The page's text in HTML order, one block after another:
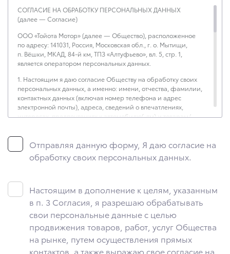
СОГЛАСИЕ НА ОБРАБОТКУ ПЕРСОНАЛЬНЫХ ДАННЫХ
(далее — Согласие)
ООО «Тойота Мотор» (далее — Общество), расположенное
по адресу: 141031, Россия, Московская обл., г. о. Мытищи,
п. Вёшки, МКАД, 84-й км, ТПЗ «Алтуфьево», вл. 5, стр. 1,
является оператором персональных данных.
1. Настоящим я даю согласие Обществу на обработку своих
персональных данных, а именно: имени, отчества, фамилии,
контактных данных (включая номер телефона и адрес
электронной почты), адреса, сведений о впечатлениях,
интересах, предпочтениях к автомобилю(-ям) и товарам/
системы устройства и модели мобильного телефона
посетителя сайта, уникального идентификатора посетителя
сайта, предпочтительного времени и способа для контакта,
истории контактов.
следующие действия: сбор, запись, систематизация,
накопление, хранение, уточнение (обновление, изменение),
извлечение, использование, передача (предоставление,
доступ), блокирование, удаление, уничтожение персональных
данных. Общество обрабатывает персональные данные
с использованием средств автоматизации.
3. Целью обработки персональных данных является
Отправляя данную форму, Я даю согласие на
обработку своих персональных данных.
Настоящим в дополнение к целям, указанным
в п. 3 Согласия, я разрешаю обрабатывать
свои персональные данные с целью
продвижения товаров, работ, услуг Общества
на рынке, путем осуществления прямых
контактов, а также выражаю свое согласие на